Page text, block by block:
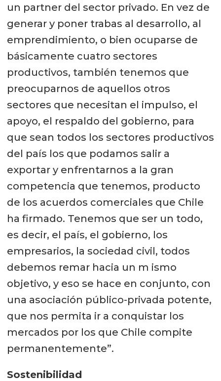
un partner del sector privado. En vez de
generar y poner trabas al desarrollo, al
emprendimiento, o bien ocuparse de
básicamente cuatro sectores
productivos, también tenemos que
preocuparnos de aquellos otros
sectores que necesitan el impulso, el
apoyo, el respaldo del gobierno, para
que sean todos los sectores productivos
del país los que podamos salir a
exportar y enfrentarnos a la gran
competencia que tenemos, producto
de los acuerdos comerciales que Chile
ha firmado. Tenemos que ser un todo,
es decir, el país, el gobierno, los
empresarios, la sociedad civil, todos
debemos remar hacia un m ismo
objetivo, y eso se hace en conjunto, con
una asociación público-privada potente,
que nos permita ir a conquistar los
mercados por los que Chile compite
permanentemente”.
Sostenibilidad